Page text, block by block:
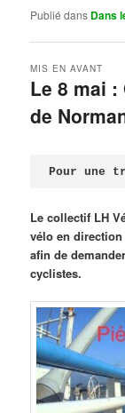
Publié dans Dans
Le 8 mai
de
MIS EN AVANT
Pour une
Le collectif LH
vélo en
afin de
cyclistes.